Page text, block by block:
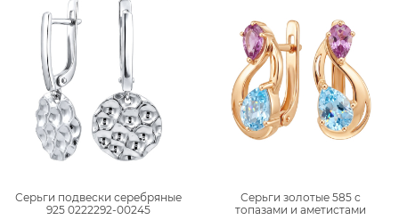
Серьги подвески серебряные
925 0222292-00245
Серьги золотые 585 с
топазами и аметистами